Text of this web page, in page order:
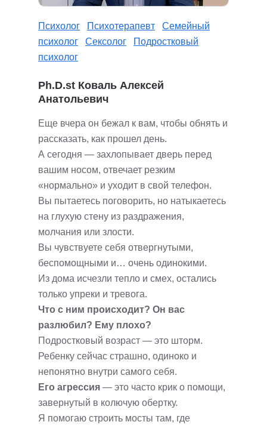
Психолог Психотерапевт
Семейный
психолог
Сексолог
Подростковый
психолог
Ph.D.st Коваль Алексей
Анатольевич
Еще вчера он бежал к вам, чтобы обнять и
рассказать, как прошел день.
А сегодня — захлопывает дверь перед
вашим носом, отвечает резким
«нормально» и уходит в свой телефон.
Вы пытаетесь поговорить, но натыкаетесь
на глухую стену из раздражения,
молчания или злости.
Вы чувствуете себя отвергнутыми,
беспомощными и… очень одинокими.
Из дома исчезли тепло и смех, остались
только упреки и тревога.
Что с ним происходит? Он вас
разлюбил? Ему плохо?
Подростковый возраст — это шторм.
Ребенку сейчас страшно, одиноко и
непонятно внутри самого себя.
Его агрессия — это часто крик о помощи,
завернутый в колючую обертку.
Я помогаю строить мосты там, где